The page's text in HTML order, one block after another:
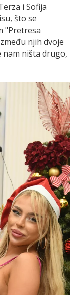
i Sofija
što se
"Pretresa
njih dvoje
nam ništa drugo,